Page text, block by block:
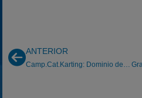
ANTERIOR
Camp.Cat.Karting: Dominio de Sport Kart-TONY//KART